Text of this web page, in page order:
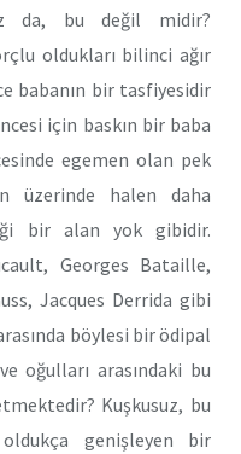
da, bu değil midir?
oldukları bilinci ağır
babanın bir tasfiyesidir
için baskın bir baba
egemen olan pek
üzerinde halen daha
bir alan yok gibidir.
Georges Bataille,
Jacques Derrida gibi
böylesi bir ödipal
oğulları arasındaki bu
Kuşkusuz, bu
genişleyen bir